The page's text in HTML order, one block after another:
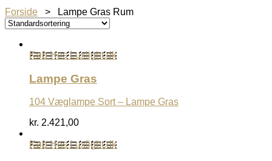
Forside > Lampe Gras Rum
Køb Hos Luxlight.dk
Lampe Gras
104 Væglampe Sort – Lampe Gras
kr. 2.421,00
Køb Hos Luxlight.dk